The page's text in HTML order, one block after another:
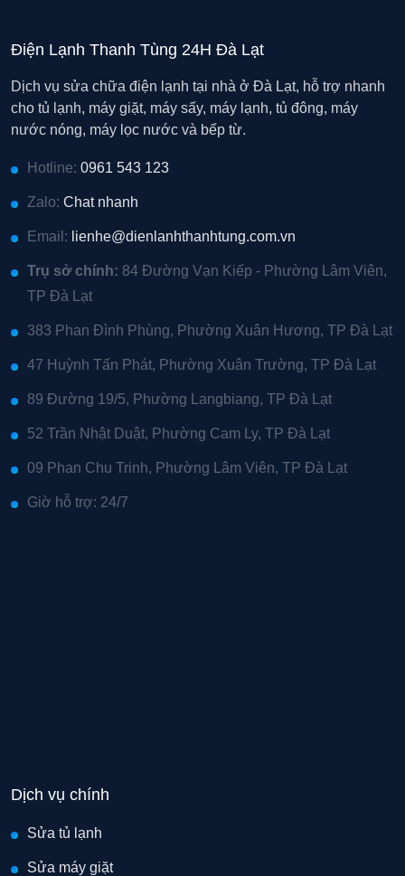
Điện Lạnh Thanh Tùng 24H Đà Lạt
Dịch vụ sửa chữa điện lạnh tại nhà ở Đà Lạt, hỗ trợ nhanh
cho tủ lạnh, máy giặt, máy sấy, máy lạnh, tủ đông, máy
nước nóng, máy lọc nước và bếp từ.
Hotline: 0961 543 123
Zalo: Chat nhanh
Email: lienhe@dienlanhthanhtung.com.vn
Trụ sở chính: 84 Đường Vạn Kiếp - Phường Lâm Viên,
TP Đà Lạt
383 Phan Đình Phùng, Phường Xuân Hương, TP Đà Lạt
47 Huỳnh Tấn Phát, Phường Xuân Trường, TP Đà Lạt
89 Đường 19/5, Phường Langbiang, TP Đà Lạt
52 Trần Nhật Duật, Phường Cam Ly, TP Đà Lạt
09 Phan Chu Trinh, Phường Lâm Viên, TP Đà Lạt
Giờ hỗ trợ: 24/7
Dịch vụ chính
Sửa tủ lạnh
Sửa máy giặt